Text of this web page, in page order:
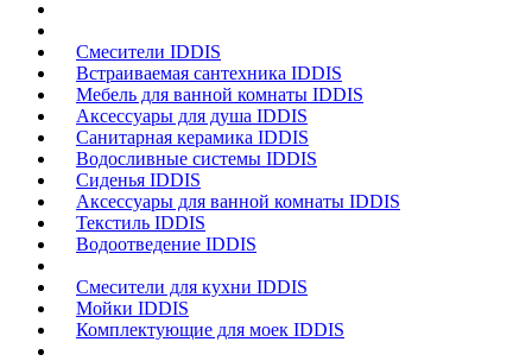
Смесители IDDIS
Встраиваемая сантехника IDDIS
Мебель для ванной комнаты IDDIS
Аксессуары для душа IDDIS
Санитарная керамика IDDIS
Водосливные системы IDDIS
Сиденья IDDIS
Аксессуары для ванной комнаты IDDIS
Текстиль IDDIS
Водоотведение IDDIS
Смесители для кухни IDDIS
Мойки IDDIS
Комплектующие для моек IDDIS